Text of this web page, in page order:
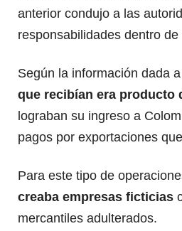
anterior condujo a las
responsabilidades dentro
Según la información dada
que recibían era producto
lograban su ingreso a
pagos por exportaciones
Para este tipo de
creaba empresas ficticias
mercantiles adulterados.